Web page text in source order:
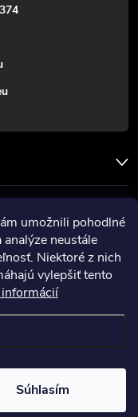
umožnili pohodlné
neustále
Niektoré z nich
vylepšiť tento
Súhlasím